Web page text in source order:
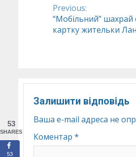
Continue
Reading
Previous:
“Мобільний” шахрай
картку жительки
Залишити відповідь
Ваша e-mail адреса не
Коментар *
53
SHARES
53